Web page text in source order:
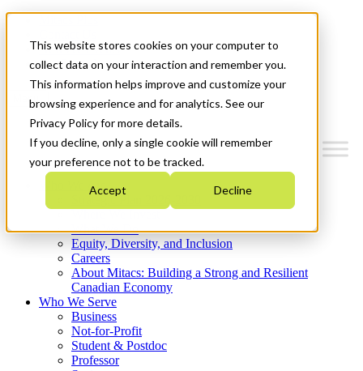
This website stores cookies on your computer to
collect data on your interaction and remember you.
This information helps improve and customize your
browsing experience and for analytics. See our
Privacy Policy for more details.
If you decline, only a single cookie will remember
your preference not to be tracked.
Accept Decline
News & Events
Get Started
Menu
Who We Are
Strategic Plan 2026-2030
What We Do
Equity, Diversity, and Inclusion
Careers
About Mitacs: Building a Strong and Resilient
Canadian Economy
Who We Serve
Business
Not-for-Profit
Student & Postdoc
Professor